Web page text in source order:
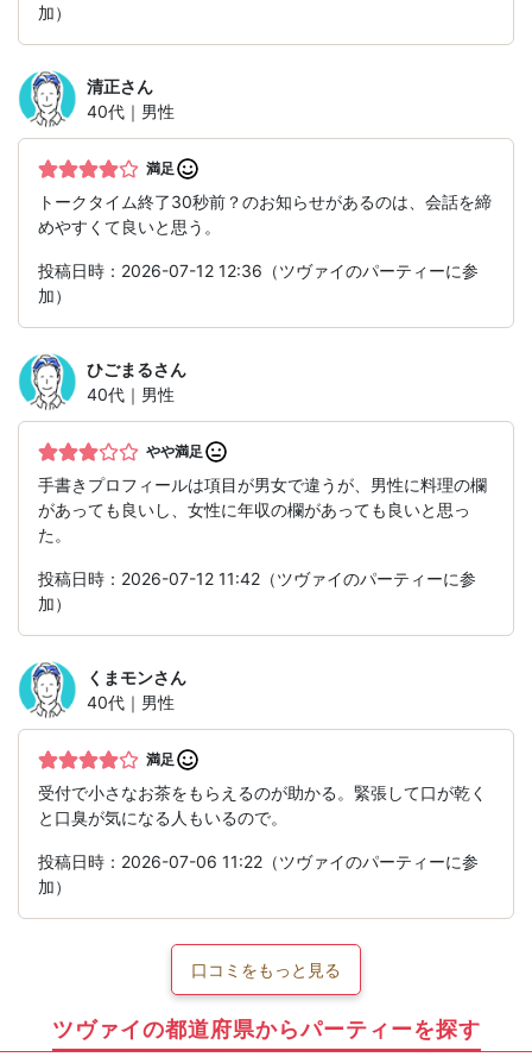
加）
清正さん
40代｜男性
満足
トークタイム終了30秒前？のお知らせがあるのは、会話を締
めやすくて良いと思う。
投稿日時：2026-07-12 12:36（ツヴァイのパーティーに参
加）
ひごまるさん
40代｜男性
やや満足
手書きプロフィールは項目が男女で違うが、男性に料理の欄
があっても良いし、女性に年収の欄があっても良いと思っ
た。
投稿日時：2026-07-12 11:42（ツヴァイのパーティーに参
加）
くまモンさん
40代｜男性
満足
受付で小さなお茶をもらえるのが助かる。緊張して口が乾く
と口臭が気になる人もいるので。
投稿日時：2026-07-06 11:22（ツヴァイのパーティーに参
加）
口コミをもっと見る
ツヴァイの都道府県からパーティーを探す